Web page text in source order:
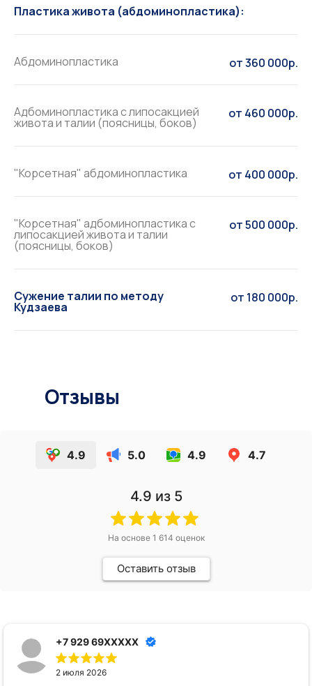
Пластика живота (абдоминопластика):
Абдоминопластика от 360 000р.
Адбоминопластика с липосакцией
живота и талии (поясницы, боков)
от 460 000р.
"Корсетная" абдоминопластика от 400 000р.
"Корсетная" адбоминопластика с
липосакцией живота и талии
(поясницы, боков)
от 500 000р.
Сужение талии по методу
Кудзаева
от 180 000р.
Отзывы
4.9 5.0 4.9 4.7
4.9 из 5
На основе 1 614 оценок
Оставить отзыв
+7 929 69XXXXX
2 июля 2026